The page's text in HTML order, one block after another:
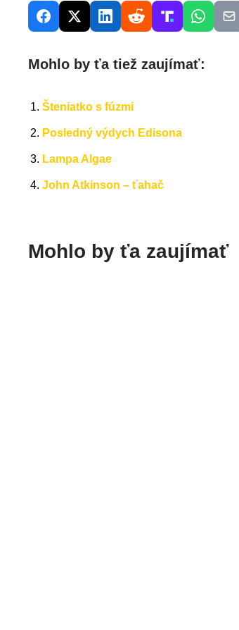
Mohlo by ťa tiež zaujímať:
Šteniatko s fúzmi
Posledný výdych Edisona
Lampa Algae
John Atkinson – ťahač
Mohlo by ťa zaujímať